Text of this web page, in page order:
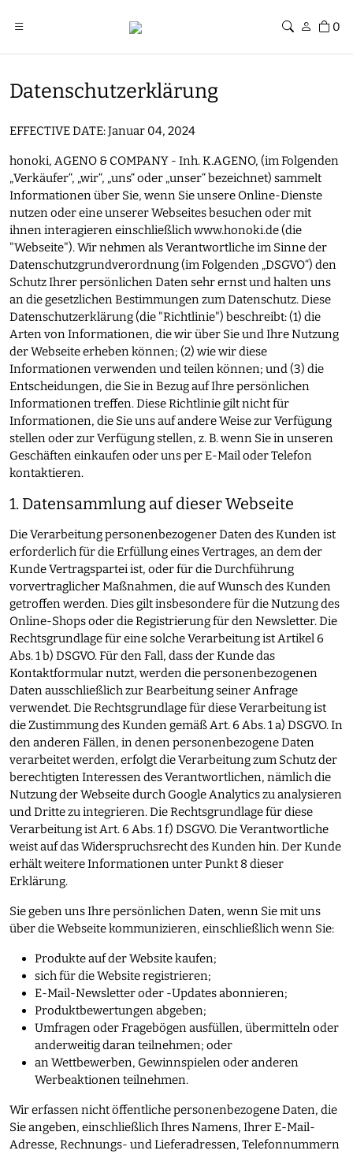
0
Datenschutzerklärung
EFFECTIVE DATE: Januar 04, 2024
honoki, AGENO & COMPANY - Inh. K.AGENO, (im Folgenden
„Verkäufer“, „wir“, „uns“ oder „unser“ bezeichnet) sammelt
Informationen über Sie, wenn Sie unsere Online-Dienste
nutzen oder eine unserer Webseites besuchen oder mit
ihnen interagieren einschließlich www.honoki.de (die
"Webseite"). Wir nehmen als Verantwortliche im Sinne der
Datenschutzgrundverordnung (im Folgenden „DSGVO“) den
Schutz Ihrer persönlichen Daten sehr ernst und halten uns
an die gesetzlichen Bestimmungen zum Datenschutz. Diese
Datenschutzerklärung (die "Richtlinie") beschreibt: (1) die
Arten von Informationen, die wir über Sie und Ihre Nutzung
der Webseite erheben können; (2) wie wir diese
Informationen verwenden und teilen können; und (3) die
Entscheidungen, die Sie in Bezug auf Ihre persönlichen
Informationen treffen. Diese Richtlinie gilt nicht für
Informationen, die Sie uns auf andere Weise zur Verfügung
stellen oder zur Verfügung stellen, z. B. wenn Sie in unseren
Geschäften einkaufen oder uns per E-Mail oder Telefon
kontaktieren.
1. Datensammlung auf dieser Webseite
Die Verarbeitung personenbezogener Daten des Kunden ist
erforderlich für die Erfüllung eines Vertrages, an dem der
Kunde Vertragspartei ist, oder für die Durchführung
vorvertraglicher Maßnahmen, die auf Wunsch des Kunden
getroffen werden. Dies gilt insbesondere für die Nutzung des
Online-Shops oder die Registrierung für den Newsletter. Die
Rechtsgrundlage für eine solche Verarbeitung ist Artikel 6
Abs. 1 b) DSGVO. Für den Fall, dass der Kunde das
Kontaktformular nutzt, werden die personenbezogenen
Daten ausschließlich zur Bearbeitung seiner Anfrage
verwendet. Die Rechtsgrundlage für diese Verarbeitung ist
die Zustimmung des Kunden gemäß Art. 6 Abs. 1 a) DSGVO. In
den anderen Fällen, in denen personenbezogene Daten
verarbeitet werden, erfolgt die Verarbeitung zum Schutz der
berechtigten Interessen des Verantwortlichen, nämlich die
Nutzung der Webseite durch Google Analytics zu analysieren
und Dritte zu integrieren. Die Rechtsgrundlage für diese
Verarbeitung ist Art. 6 Abs. 1 f) DSGVO. Die Verantwortliche
weist auf das Widerspruchsrecht des Kunden hin. Der Kunde
erhält weitere Informationen unter Punkt 8 dieser
Erklärung.
Sie geben uns Ihre persönlichen Daten, wenn Sie mit uns
über die Webseite kommunizieren, einschließlich wenn Sie:
Produkte auf der Website kaufen;
sich für die Website registrieren;
E-Mail-Newsletter oder -Updates abonnieren;
Produktbewertungen abgeben;
Umfragen oder Fragebögen ausfüllen, übermitteln oder
anderweitig daran teilnehmen; oder
an Wettbewerben, Gewinnspielen oder anderen
Werbeaktionen teilnehmen.
Wir erfassen nicht öffentliche personenbezogene Daten, die
Sie angeben, einschließlich Ihres Namens, Ihrer E-Mail-
Adresse, Rechnungs- und Lieferadressen, Telefonnummern